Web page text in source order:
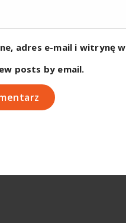
adres e-mail i witrynę
posts by email.